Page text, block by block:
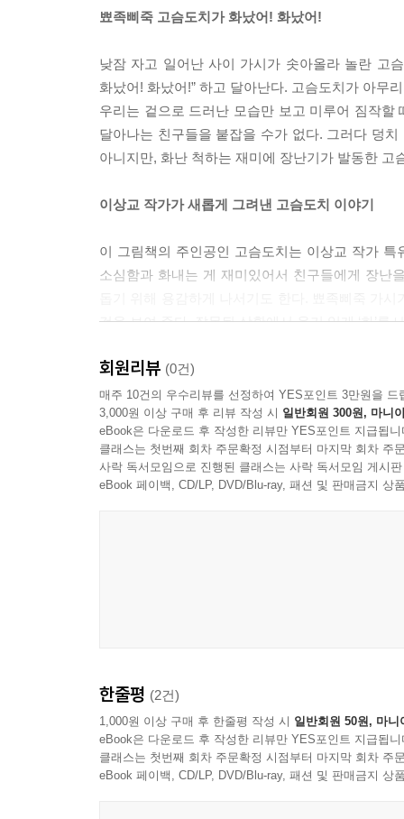
뾰족삐죽 고슴도치가 화났어! 화났어!
낮잠 자고 일어난 사이 가시가 솟아올라 놀란 고
화났어! 화났어!” 하고 달아난다. 고슴도치가 아무
우리는 겉으로 드러난 모습만 보고 미루어 짐작
달아나는 친구들을 붙잡을 수가 없다. 그러다 덩
아니지만, 화난 척하는 재미에 장난기가 발동한
이상교 작가가 새롭게 그려낸 고슴도치 이야기
이 그림책의 주인공인 고슴도치는 이상교 작가
소심함과 화내는 게 재미있어서 친구들에게 장난
것을 보여 준다. 잘못된 상황에서 용기 있게 ‘화’를
리듬과 반복으로 언어와 감정을 동시에 익히는 아
이상교 작가의 간결하고 리듬감 넘치는 문장은 영
“조촘조촘”, “꼬물꼬물”, “삐딱삐딱”, “빨락빨락
큰 매력이다. 더불어 ‘화’라는 감정을 어떻게 이
고조되는 상황에 아이들은 자신도 모르는 사이 공
마지막 장면에서는 모두 함께 하하하 웃게 되는 그
회원리뷰 (0건)
매주 10건의 우수리뷰를 선정하여 YES포인트 3만원을 드
3,000원 이상 구매 후 리뷰 작성 시 일반회원 300원, 마니
eBook은 다운로드 후 작성한 리뷰만 YES포인트 지급됩니
클래스는 첫번째 회차 주문확정 시점부터 마지막 회차 주
사락 독서모임으로 진행된 클래스는 사락 독서모임 게시
eBook 페이백, CD/LP, DVD/Blu-ray, 패션 및 판매금지 상
한줄평 (2건)
1,000원 이상 구매 후 한줄평 작성 시 일반회원 50원, 마니
eBook은 다운로드 후 작성한 리뷰만 YES포인트 지급됩니
클래스는 첫번째 회차 주문확정 시점부터 마지막 회차 주
eBook 페이백, CD/LP, DVD/Blu-ray, 패션 및 판매금지 상